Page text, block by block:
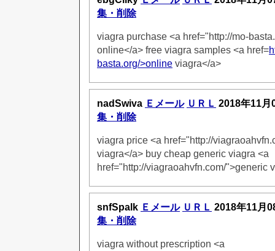
集・削除
viagra purchase <a href="http://mo-
online</a> free viagra samples <a href=
basta.org/>online viagra</a>
nadSwiva Ｅメール ＵＲＬ 2018年11月
集・削除
viagra price <a href="http://
viagra</a> buy cheap generic viagra <a
href="http://viagraoahvfn.com/">generic
snfSpalk Ｅメール ＵＲＬ 2018年11月
集・削除
viagra without prescription <a